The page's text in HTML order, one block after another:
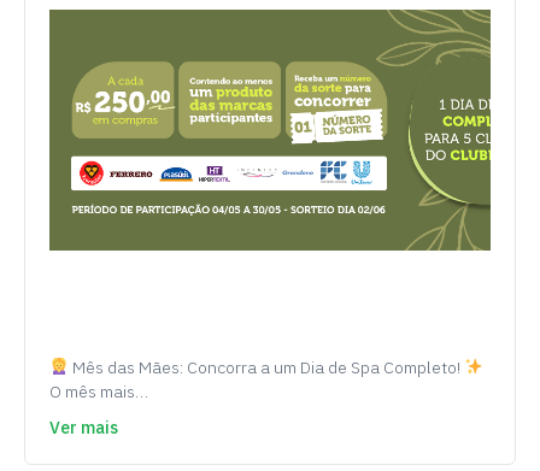
Mês das Mães: Concorra a um Dia de Spa Completo!
O mês mais…
Ver mais